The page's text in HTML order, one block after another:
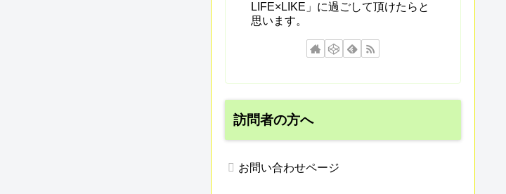
LIFE×LIKE」に過ごして頂けたらと
思います。
訪問者の方へ
お問い合わせページ